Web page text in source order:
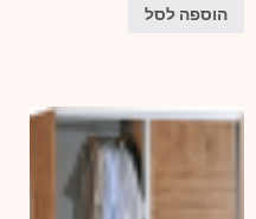
הוספה לסל